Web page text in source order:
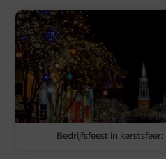
Bedrijfsfeest in